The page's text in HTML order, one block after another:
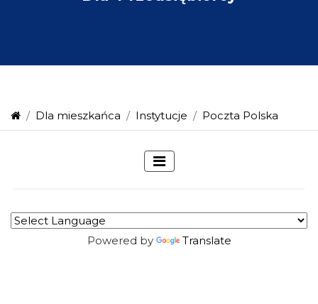
Dla mieszkańca Instytucje Poczta Polska
Powered by Translate